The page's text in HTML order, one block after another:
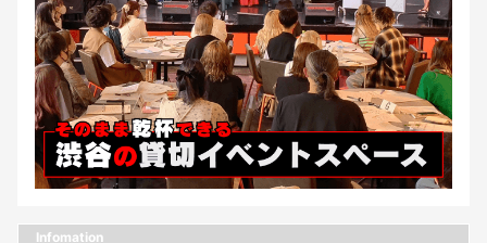
Infomation